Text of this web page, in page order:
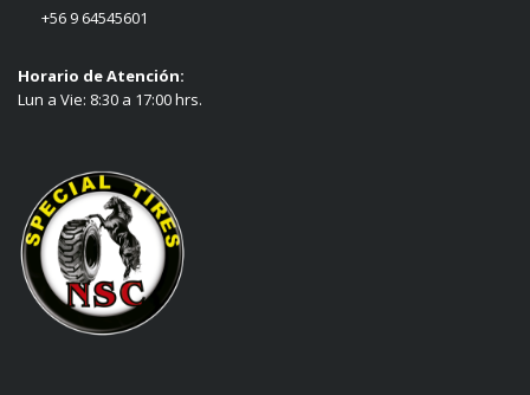
+56 9 64545601
Horario de Atención:
Lun a Vie: 8:30 a 17:00 hrs.